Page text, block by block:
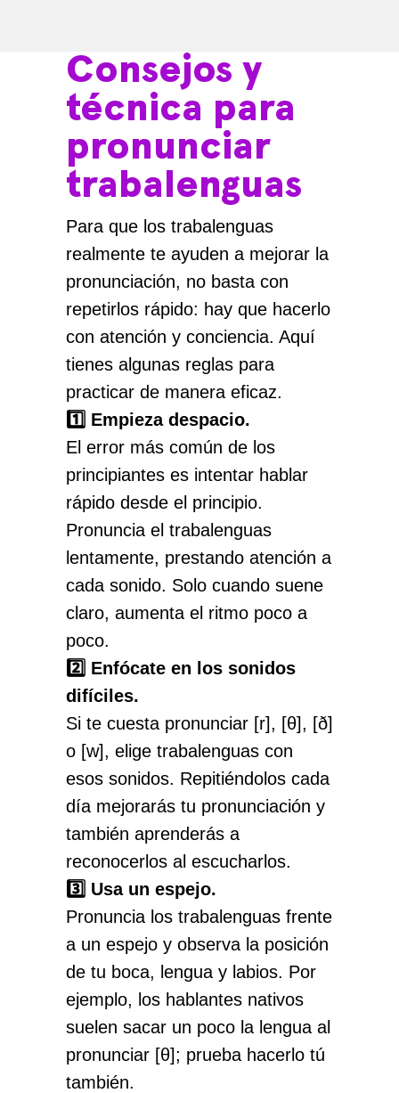
Consejos y
técnica para
pronunciar
trabalenguas
Para que los trabalenguas
realmente te ayuden a mejorar la
pronunciación, no basta con
repetirlos rápido: hay que hacerlo
con atención y conciencia. Aquí
tienes algunas reglas para
practicar de manera eficaz.
1️⃣ Empieza despacio.
El error más común de los
principiantes es intentar hablar
rápido desde el principio.
Pronuncia el trabalenguas
lentamente, prestando atención a
cada sonido. Solo cuando suene
claro, aumenta el ritmo poco a
poco.
2️⃣ Enfócate en los sonidos
difíciles.
Si te cuesta pronunciar [r], [θ], [ð]
o [w], elige trabalenguas con
esos sonidos. Repitiéndolos cada
día mejorarás tu pronunciación y
también aprenderás a
reconocerlos al escucharlos.
3️⃣ Usa un espejo.
Pronuncia los trabalenguas frente
a un espejo y observa la posición
de tu boca, lengua y labios. Por
ejemplo, los hablantes nativos
suelen sacar un poco la lengua al
pronunciar [θ]; prueba hacerlo tú
también.